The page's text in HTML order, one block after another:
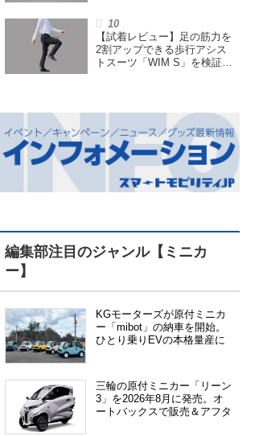
展開
【試着レビュー】足の筋力を
2割アップできる歩行アシス
トスーツ「WIM S」を検証。
編集部注目のジャンル【ミニカ
ー】
KGモーターズが原付ミニカ
ー「mibot」の納車を開始。
ひとり乗りEVの本格量産に
三輪の原付ミニカー「リーン
3」を2026年8月に発売。オ
ートバックスで販売＆アフタ